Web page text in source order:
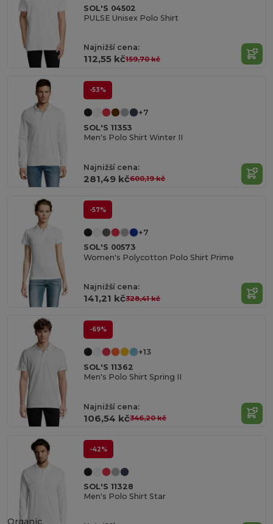
SOL'S 04502
PULSE Unisex Polo Shirt
Najnižší cena:
112,55 kč159,70 kč
-53%
+7
SOL'S 11353
Men's Polo Shirt Winter II
Najnižší cena:
281,49 kč600,19 kč
-57%
+7
SOL'S 00573
Women's Polycotton Polo Shirt Prime
Najnižší cena:
141,21 kč328,41 kč
-69%
+13
SOL'S 11362
Men's Polo Shirt Spring II
Najnižší cena:
106,54 kč346,20 kč
-42%
SOL'S 11328
Men's Polo Shirt Star
Organic